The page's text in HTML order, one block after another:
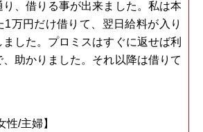
、借りる事が出来ました。私は本
1万円だけ借りて、翌日給料が入り
した。プロミスはすぐに返せば利
助かりました。それ以降は借りて
性/主婦】